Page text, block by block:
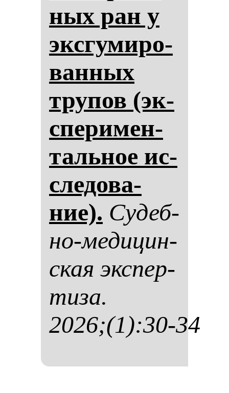
ных ран у
эк­сгу­ми­ро­
ван­ных
тру­пов (эк­
спе­ри­мен­
таль­ное ис­
сле­до­ва­
ние). Су­деб­
но-ме­ди­цин­
ская эк­спер­
ти­за.
2026;(1):30-34